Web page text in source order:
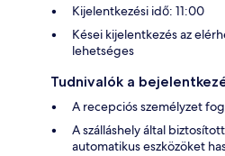
Kijelentkezési idő: 11:00
Kései kijelentkezés az
lehetséges
Tudnivalók a
A recepciós személyzet
A szálláshely által
automatikus eszközöket